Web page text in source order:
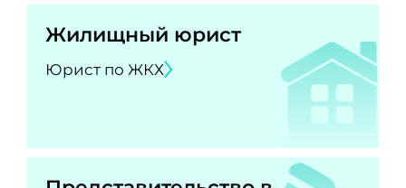
Жилищный юрист
Юрист по ЖКХ